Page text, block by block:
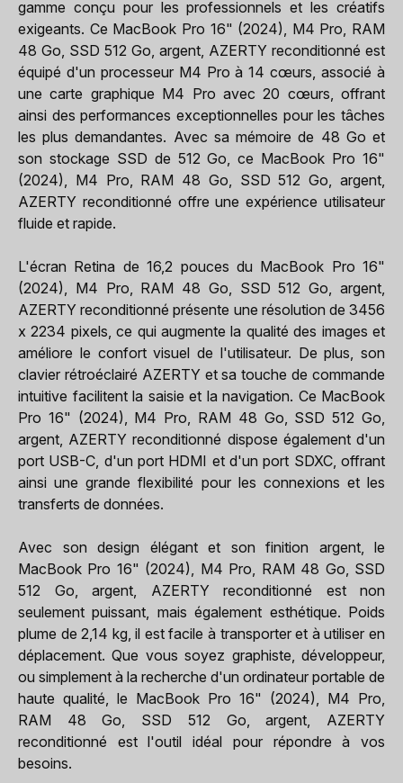
gamme conçu pour les professionnels et les créatifs
exigeants. Ce MacBook Pro 16" (2024), M4 Pro, RAM
48 Go, SSD 512 Go, argent, AZERTY reconditionné est
équipé d'un processeur M4 Pro à 14 cœurs, associé à
une carte graphique M4 Pro avec 20 cœurs, offrant
ainsi des performances exceptionnelles pour les tâches
les plus demandantes. Avec sa mémoire de 48 Go et
son stockage SSD de 512 Go, ce MacBook Pro 16"
(2024), M4 Pro, RAM 48 Go, SSD 512 Go, argent,
AZERTY reconditionné offre une expérience utilisateur
fluide et rapide.
L'écran Retina de 16,2 pouces du MacBook Pro 16"
(2024), M4 Pro, RAM 48 Go, SSD 512 Go, argent,
AZERTY reconditionné présente une résolution de 3456
x 2234 pixels, ce qui augmente la qualité des images et
améliore le confort visuel de l'utilisateur. De plus, son
clavier rétroéclairé AZERTY et sa touche de commande
intuitive facilitent la saisie et la navigation. Ce MacBook
Pro 16" (2024), M4 Pro, RAM 48 Go, SSD 512 Go,
argent, AZERTY reconditionné dispose également d'un
port USB-C, d'un port HDMI et d'un port SDXC, offrant
ainsi une grande flexibilité pour les connexions et les
transferts de données.
Avec son design élégant et son finition argent, le
MacBook Pro 16" (2024), M4 Pro, RAM 48 Go, SSD
512 Go, argent, AZERTY reconditionné est non
seulement puissant, mais également esthétique. Poids
plume de 2,14 kg, il est facile à transporter et à utiliser en
déplacement. Que vous soyez graphiste, développeur,
ou simplement à la recherche d'un ordinateur portable de
haute qualité, le MacBook Pro 16" (2024), M4 Pro,
RAM 48 Go, SSD 512 Go, argent, AZERTY
reconditionné est l'outil idéal pour répondre à vos
besoins.